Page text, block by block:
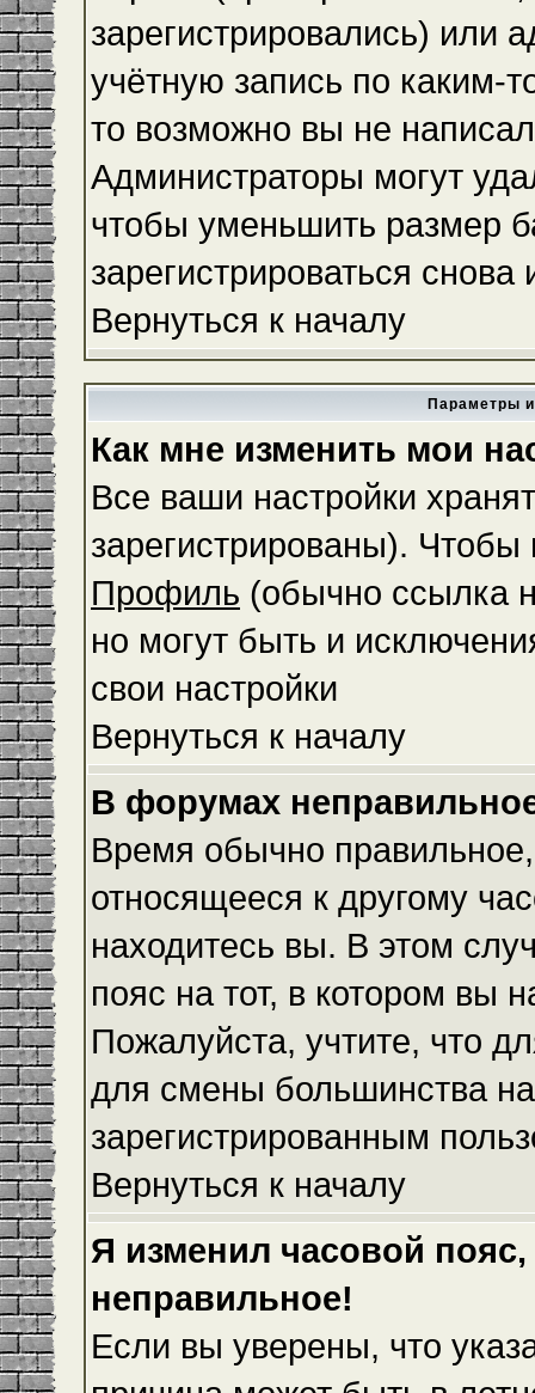
зарегистрировались) или
учётную запись по каким-
то возможно вы не
Администраторы могут
чтобы уменьшить размер
зарегистрироваться
Вернуться к началу
Параметры
Как мне изменить мои
Все ваши настройки
зарегистрированы). Чтобы
Профиль (обычно ссылка
но могут быть и
свои настройки
Вернуться к началу
В форумах
Время обычно
относящееся к другому
находитесь вы. В этом
пояс на тот, в котором вы
Пожалуйста, учтите, что
для смены большинства
зарегистрированным
Вернуться к началу
Я изменил часовой
неправильное!
Если вы уверены, что